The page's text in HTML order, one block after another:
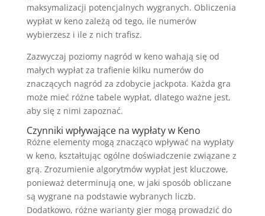
maksymalizacji potencjalnych wygranych. Obliczenia
wypłat w keno zależą od tego, ile numerów
wybierzesz i ile z nich trafisz.
Zazwyczaj poziomy nagród w keno wahają się od
małych wypłat za trafienie kilku numerów do
znaczących nagród za zdobycie jackpota. Każda gra
może mieć różne tabele wypłat, dlatego ważne jest,
aby się z nimi zapoznać.
Czynniki wpływające na wypłaty w Keno
Różne elementy mogą znacząco wpływać na wypłaty
w keno, kształtując ogólne doświadczenie związane z
grą. Zrozumienie algorytmów wypłat jest kluczowe,
ponieważ determinują one, w jaki sposób obliczane
są wygrane na podstawie wybranych liczb.
Dodatkowo, różne warianty gier mogą prowadzić do